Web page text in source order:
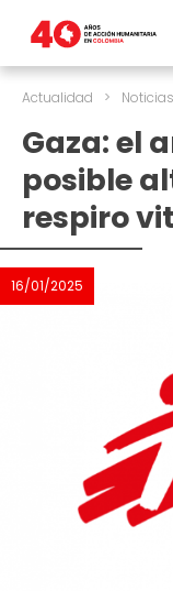
Actualidad > Noticias
Gaza: el
posible
respiro
16/01/2025